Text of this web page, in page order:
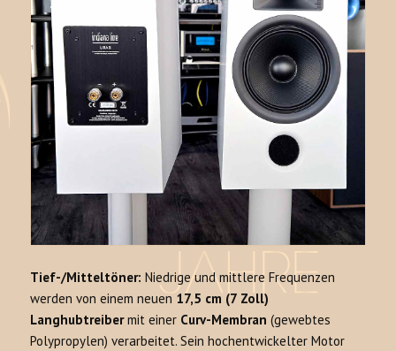
Tief-/Mitteltöner: Niedrige und mittlere Frequenzen
werden von einem neuen 17,5 cm (7 Zoll)
Langhubtreibermit einer Curv-Membran (gewebtes
Polypropylen) verarbeitet. Sein hochentwickelter Motor